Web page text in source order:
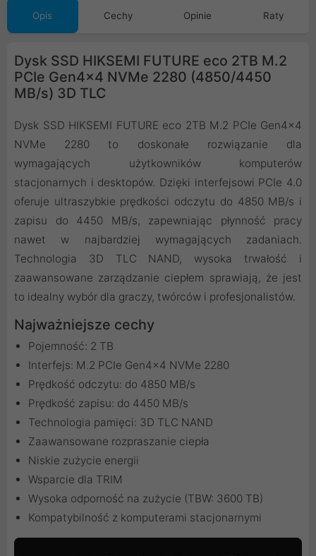
Opis Cechy Opinie Raty
Dysk SSD HIKSEMI FUTURE eco 2TB M.2
PCIe Gen4x4 NVMe 2280 (4850/4450
MB/s) 3D TLC
Dysk SSD HIKSEMI FUTURE eco 2TB M.2 PCIe Gen4x4
NVMe 2280 to doskonałe rozwiązanie dla
wymagających użytkowników komputerów
stacjonarnych i desktopów. Dzięki interfejsowi PCIe 4.0
oferuje ultraszybkie prędkości odczytu do 4850 MB/s i
zapisu do 4450 MB/s, zapewniając płynność pracy
nawet w najbardziej wymagających zadaniach.
Technologia 3D TLC NAND, wysoka trwałość i
zaawansowane zarządzanie ciepłem sprawiają, że jest
to idealny wybór dla graczy, twórców i profesjonalistów.
Najważniejsze cechy
Pojemność: 2 TB
Interfejs: M.2 PCIe Gen4x4 NVMe 2280
Prędkość odczytu: do 4850 MB/s
Prędkość zapisu: do 4450 MB/s
Technologia pamięci: 3D TLC NAND
Zaawansowane rozpraszanie ciepła
Niskie zużycie energii
Wsparcie dla TRIM
Wysoka odporność na zużycie (TBW: 3600 TB)
Kompatybilność z komputerami stacjonarnymi